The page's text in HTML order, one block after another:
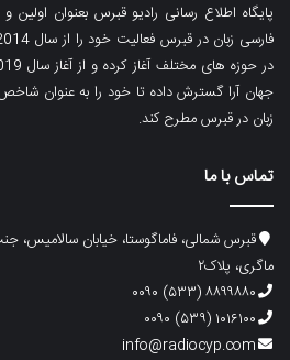
پایگاه اطلاع رسانی رادیو قبرس بعنوان
جهان آرا گسترش داده تا خود را به عنوان
زبان در قبرس مطرح کند.
تماس با ما
ماگری، پلاک۲
۸۸۹۹۸۸۰ (۵۳۳) ۰۰۹۰
۱۰۱۶۱۰۰ (۵۳۹) ۰۰۹۰
info@radiocyp.com